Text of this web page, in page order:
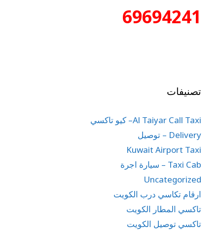
69694241
تصنيفات
Al Taiyar Call Taxi– كيو تاكسي
Delivery – توصيل
Kuwait Airport Taxi
Taxi Cab – سيارة اجرة
Uncategorized
ارقام تكاسي درب الكويت
تاكسي المطار الكويت
تاكسي توصيل الكويت